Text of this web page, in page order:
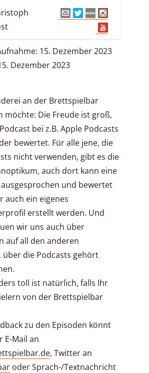
15. Dezember 2023
Dezember 2023
an der Brettspielbar
möchte: Die Freude ist groß,
bei z.B. Apple Podcasts
bewertet. Für alle jene, die
nicht verwenden, gibt es die
auch dort kann eine
und bewertet
auch ein eigenes
erstellt werden. Und
wir uns auch über
auf all den anderen
die Podcasts gehört
toll ist natürlich, falls Ihr
von der Brettspielbar
zu den Episoden könnt
E-Mail an
, Twitter an
oder Sprach-/Textnachricht